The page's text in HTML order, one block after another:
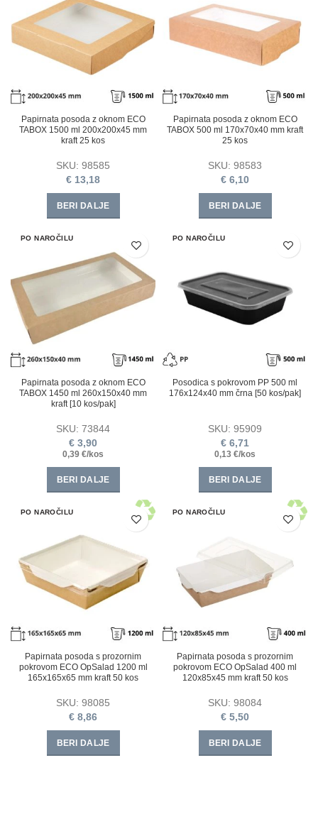
Papirnata posoda z oknom ECO
TABOX 1500 ml 200x200x45 mm
kraft 25 kos
SKU: 98585
€ 13,18
BERI DALJE
Papirnata posoda z oknom ECO
TABOX 500 ml 170x70x40 mm kraft
25 kos
SKU: 98583
€ 6,10
BERI DALJE
PO NAROČILU
Papirnata posoda z oknom ECO
TABOX 1450 ml 260x150x40 mm
kraft [10 kos/pak]
SKU: 73844
€ 3,90
0,39 €/kos
BERI DALJE
PO NAROČILU
Posodica s pokrovom PP 500 ml
176x124x40 mm črna [50 kos/pak]
SKU: 95909
€ 6,71
0,13 €/kos
BERI DALJE
PO NAROČILU
Papirnata posoda s prozornim
pokrovom ECO OpSalad 1200 ml
165x165x65 mm kraft 50 kos
SKU: 98085
€ 8,86
BERI DALJE
PO NAROČILU
Papirnata posoda s prozornim
pokrovom ECO OpSalad 400 ml
120x85x45 mm kraft 50 kos
SKU: 98084
€ 5,50
BERI DALJE